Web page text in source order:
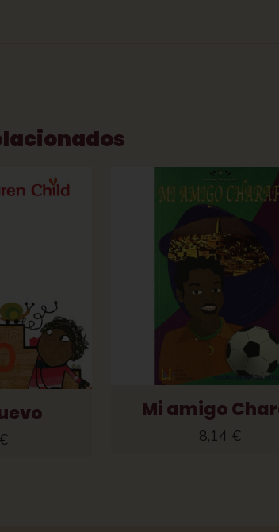
€
Mi amigo
8,14 €